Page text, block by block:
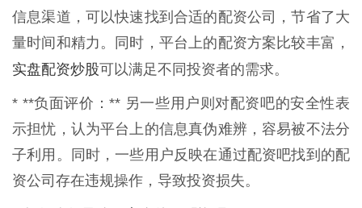
信息渠道，可以快速找到合适的配资公司，节省了大
量时间和精力。同时，平台上的配资方案比较丰富，
实盘配资炒股可以满足不同投资者的需求。
* **负面评价：** 另一些用户则对配资吧的安全性表
示担忧，认为平台上的信息真伪难辨，容易被不法分
子利用。同时，一些用户反映在通过配资吧找到的配
资公司存在违规操作，导致投资损失。